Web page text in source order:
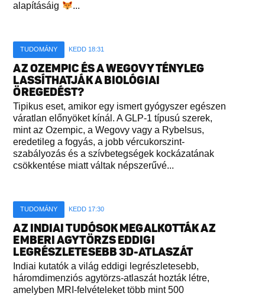
alapításáig
...
TUDOMÁNY KEDD 18:31
AZ OZEMPIC ÉS A WEGOVY TÉNYLEG
LASSÍTHATJÁK A BIOLÓGIAI
ÖREGEDÉST?
Tipikus eset, amikor egy ismert gyógyszer egészen
váratlan előnyöket kínál. A GLP-1 típusú szerek,
mint az Ozempic, a Wegovy vagy a Rybelsus,
eredetileg a fogyás, a jobb vércukorszint-
szabályozás és a szívbetegségek kockázatának
csökkentése miatt váltak népszerűvé...
TUDOMÁNY KEDD 17:30
AZ INDIAI TUDÓSOK MEGALKOTTÁK AZ
EMBERI AGYTÖRZS EDDIGI
LEGRÉSZLETESEBB 3D-ATLASZÁT
Indiai kutatók a világ eddigi legrészletesebb,
háromdimenziós agytörzs-atlaszát hozták létre,
amelyben MRI-felvételeket több mint 500